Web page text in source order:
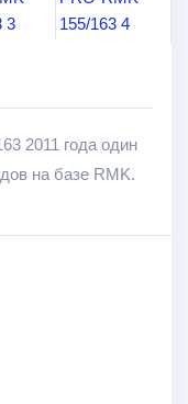
2011 года один
на базе RMK.
баланс на
структурно